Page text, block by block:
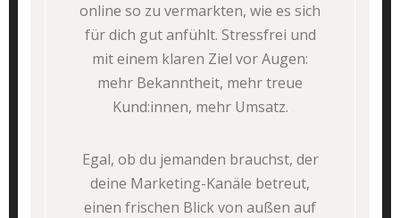
online so zu vermarkten, wie es sich
für dich gut anfühlt. Stressfrei und
mit einem klaren Ziel vor Augen:
mehr Bekanntheit, mehr treue
Kund:innen, mehr Umsatz.
Egal, ob du jemanden brauchst, der
deine Marketing-Kanäle betreut,
einen frischen Blick von außen auf